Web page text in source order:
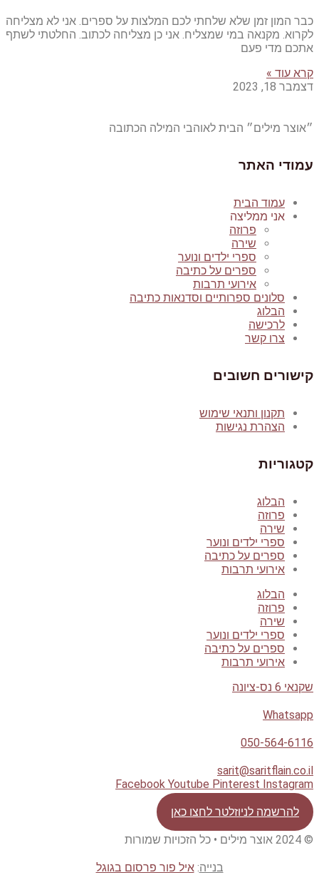
כבר המון זמן שלא שלחתי לכם המלצות על ספרים. אני לא מצליחה
לקרוא. מקנאה במי שמצליח. אני כן מצליחה לכתוב. החלטתי לשתף
אתכם מדי פעם
קרא עוד »
דצמבר 18, 2023
״אוצר מילים״ הבית לאוהבי המילה הכתובה
עמודי האתר
עמוד הבית
אני ממליצה
פרוזה
שירה
ספרי ילדים ונוער
ספרים על כתיבה
אירועי תרבות
סלונים ספרותיים וסדנאות כתיבה
הבלוג
לרכישה
צרו קשר
קישורים חשובים
תקנון ותנאי שימוש
הצהרת נגישות
קטגוריות
הבלוג
פרוזה
שירה
ספרי ילדים ונוער
ספרים על כתיבה
אירועי תרבות
הבלוג
פרוזה
שירה
ספרי ילדים ונוער
ספרים על כתיבה
אירועי תרבות
שקנאי 6 נס-ציונה
Whatsapp
050-564-6116
sarit@saritflain.co.il
Facebook Youtube Pinterest Instagram
להרשמה לניוזלטר לחצו כאן
© 2024 אוצר מילים • כל הזכויות שמורות
בנייה:איל פור פרסום בגוגל